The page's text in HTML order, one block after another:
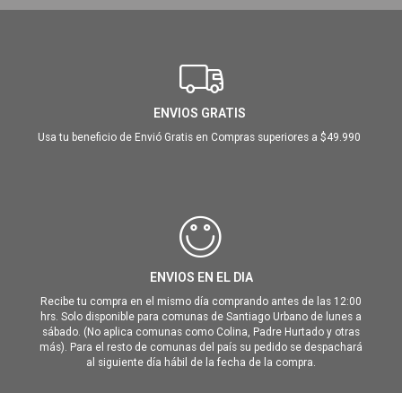
ENVIOS GRATIS
Usa tu beneficio de Envió Gratis en Compras superiores a $49.990
ENVIOS EN EL DIA
Recibe tu compra en el mismo día comprando antes de las 12:00
hrs. Solo disponible para comunas de Santiago Urbano de lunes a
sábado. (No aplica comunas como Colina, Padre Hurtado y otras
más). Para el resto de comunas del país su pedido se despachará
al siguiente día hábil de la fecha de la compra.